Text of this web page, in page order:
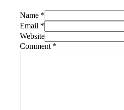
Name *
Email *
Website
Comment *